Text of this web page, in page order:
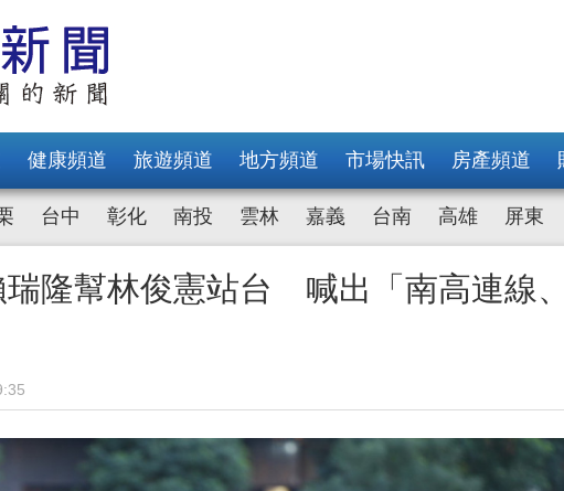
健康頻道 旅遊頻道 地方頻道 市場快訊 房產頻道
台中 彰化 南投 雲林 嘉義 台南 高雄 屏東
瑞隆幫林俊憲站台 喊出「南高連線